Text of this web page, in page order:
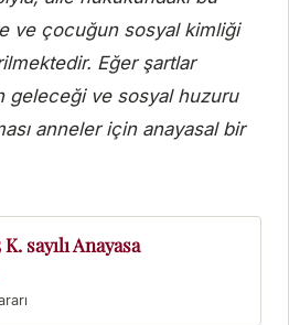
ve çocuğun sosyal kimliği
Eğer şartlar
geleceği ve sosyal huzuru
anneler için anayasal bir
K. sayılı Anayasa